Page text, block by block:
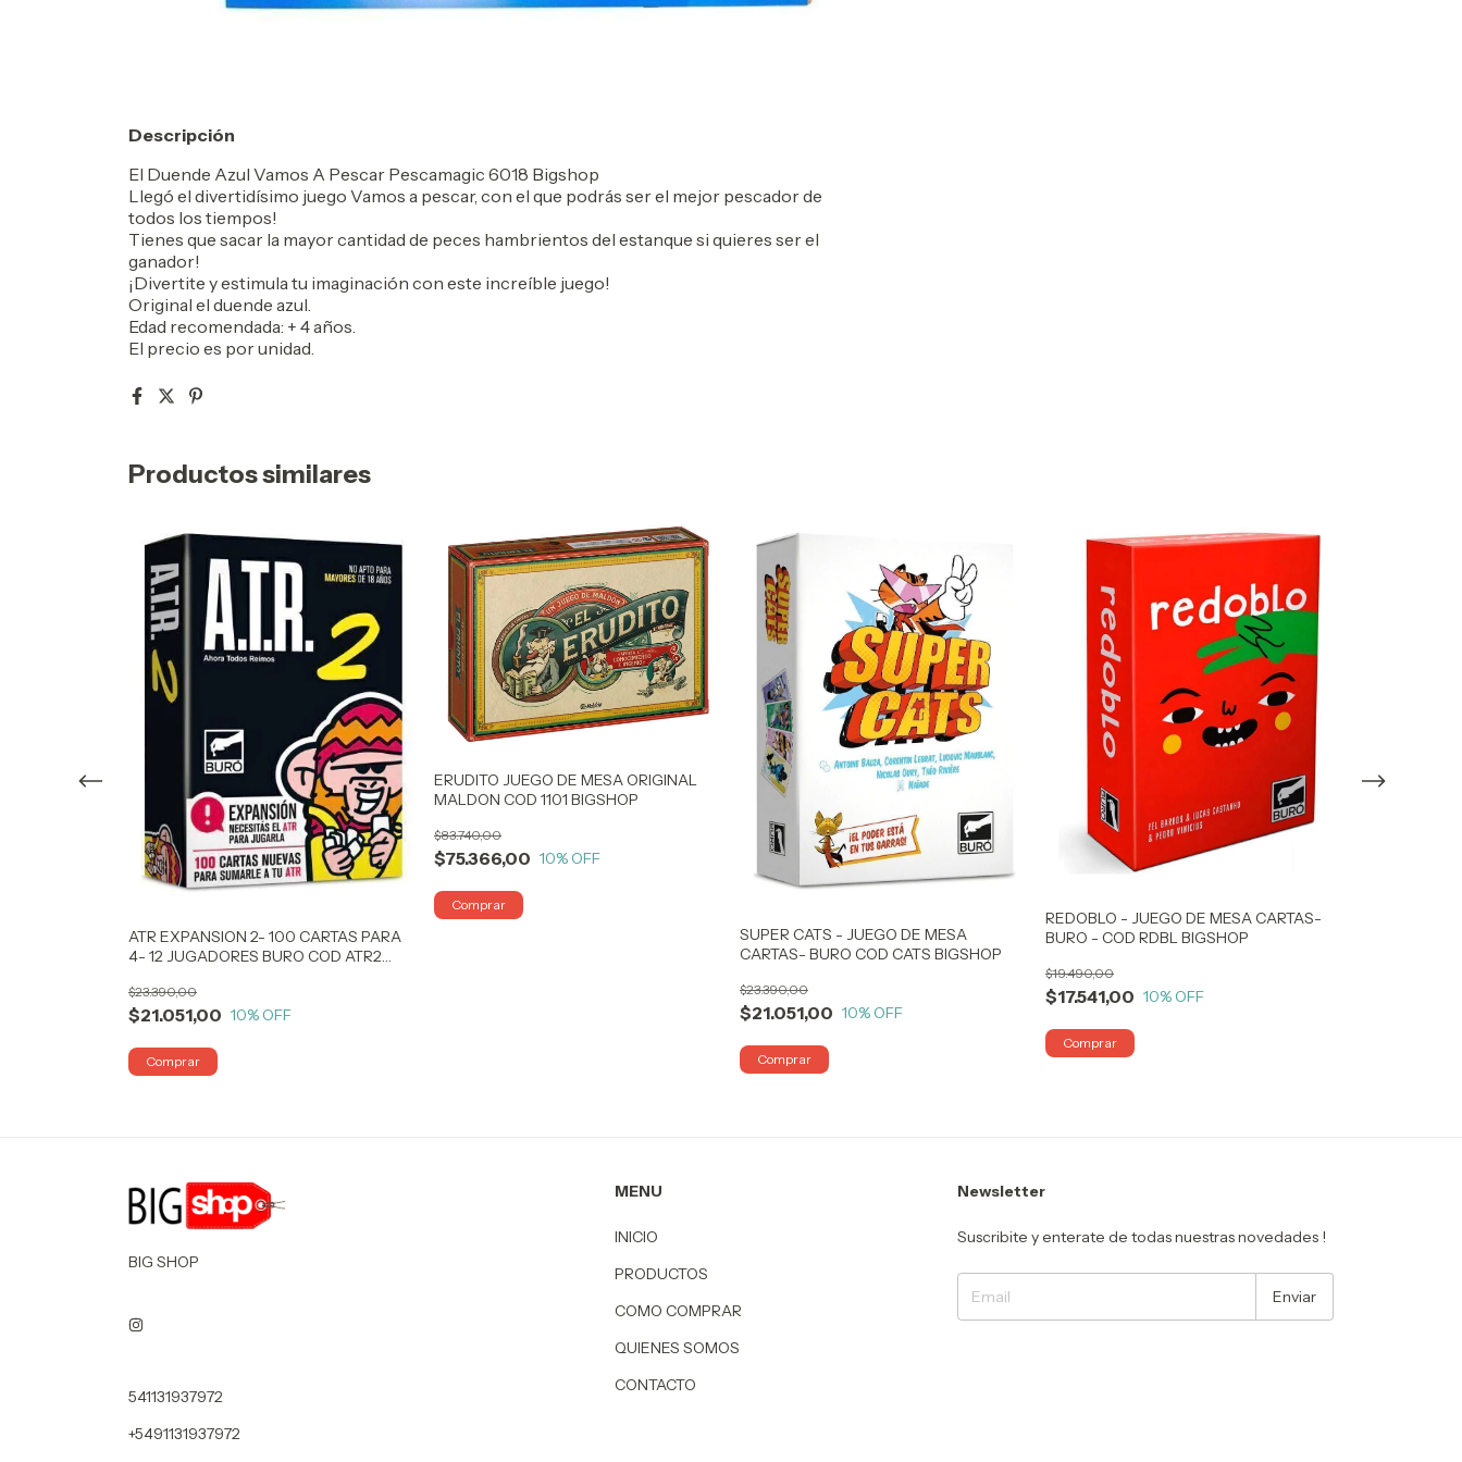
Descripción
El Duende Azul Vamos A Pescar Pescamagic 6018 Bigshop
Llegó el divertidísimo juego Vamos a pescar, con el que podrás ser el mejor pescador de
todos los tiempos!
Tienes que sacar la mayor cantidad de peces hambrientos del estanque si quieres ser el
ganador!
¡Divertite y estimula tu imaginación con este increíble juego!
Original el duende azul.
Edad recomendada: + 4 años.
El precio es por unidad.
Productos similares
ATR EXPANSION 2- 100 CARTAS PARA
4- 12 JUGADORES BURO COD ATR2
$21.051,00
$23.390,00
10% OFF
ERUDITO JUEGO DE MESA ORIGINAL
MALDON COD 1101 BIGSHOP
$75.366,00
$83.740,00
10% OFF
SUPER CATS - JUEGO DE MESA
CARTAS- BURO COD CATS BIGSHOP
$21.051,00
$23.390,00
10% OFF
REDOBLO - JUEGO DE MESA CARTAS-
BURO - COD RDBL BIGSHOP
$17.541,00
$19.490,00
10% OFF
EL
ORIGINAL-
BIG SHOP
541131937972
+5491131937972
MENU
INICIO
PRODUCTOS
COMO COMPRAR
QUIENES SOMOS
CONTACTO
Newsletter
Suscribite y enterate de todas nuestras novedades !